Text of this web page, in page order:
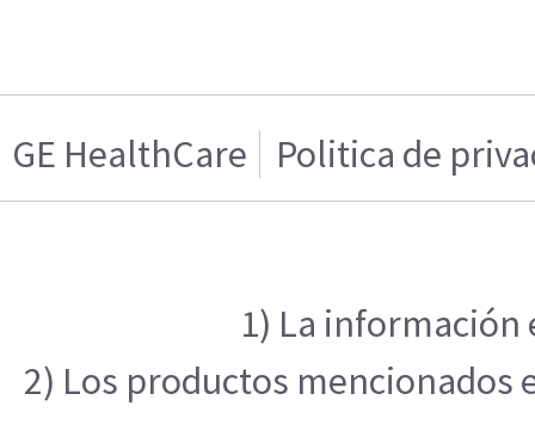
GE HealthCare Politica de
1) La información
2) Los productos mencionados